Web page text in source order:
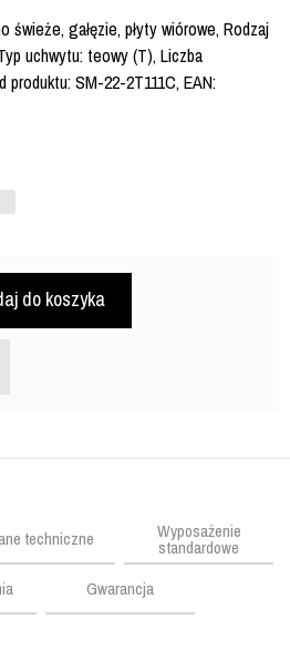
świeże, gałęzie, płyty wiórowe, Rodzaj
uchwytu: teowy (T), Liczba
SM-22-2T111C, EAN:
do koszyka
techniczne Wyposażenie
standardowe
Gwarancja